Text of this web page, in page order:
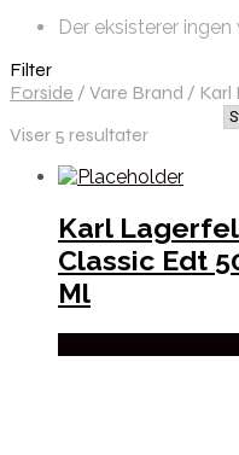
Der eksisterer ingen
Filter
Forside / Vare Brand / Karl
Viser 5 resultater
Karl
Classic Edt
Ml